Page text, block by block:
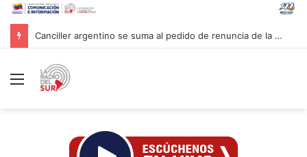
Venezuela y la firma global Miyamoto International evalúan proyectos para reforzar la resiliencia sísmica nacional
Menú